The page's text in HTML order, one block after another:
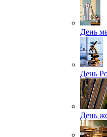
День
День
День